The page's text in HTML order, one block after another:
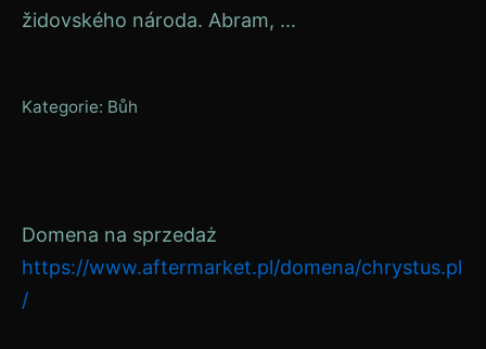
židovského národa. Abram, ...
Kategorie: Bůh
Domena na sprzedaż
https://www.aftermarket.pl/domena/chrystus.pl
/